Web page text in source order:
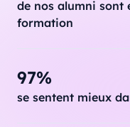
de nos alumni sont
formation
97%
se sentent mieux